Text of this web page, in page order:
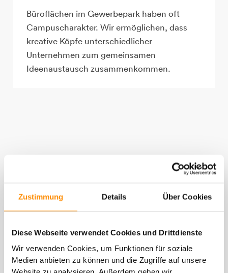
Zustimmung Details Über Cookies
Diese Webseite verwendet Cookies und Drittdienste
Wir verwenden Cookies, um Funktionen für soziale
Medien anbieten zu können und die Zugriffe auf unsere
Büroflächen im Gewerbepark haben oft
Campuscharakter. Wir ermöglichen, dass
kreative Köpfe unterschiedlicher
Unternehmen zum gemeinsamen
Ideenaustausch zusammenkommen.